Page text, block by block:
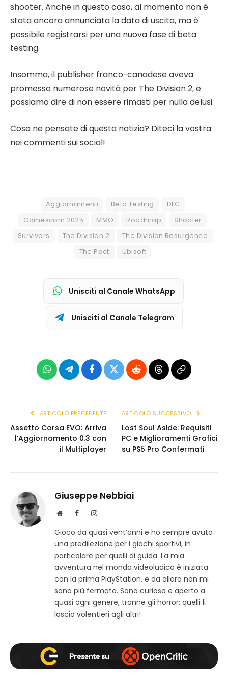
shooter. Anche in questo caso, al momento non è
stata ancora annunciata la data di uscita, ma è
possibile registrarsi per una nuova fase di beta
testing.
Insomma, il publisher franco-canadese aveva
promesso numerose novità per The Division 2, e
possiamo dire di non essere rimasti per nulla delusi.
Cosa ne pensate di questa notizia? Diteci la vostra
nei commenti sui social!
Aggiornamenti Beta Testing
DLC
Gamescom 2025
MMO Roadmap
Shooter
Survivors
The Division 2
The Division Resurgence
The Pact
Ubisoft
Unisciti al Canale WhatsApp
Unisciti al Canale Telegram
WhatsAppTelegramFacebook
X
RedditThreadsCopia
ARTICOLO PRECEDENTE
Assetto Corsa EVO: Arriva
l’Aggiornamento 0.3 con
il Multiplayer
ARTICOLO SUCCESSIVO
Lost Soul Aside: Requisiti
PC e Miglioramenti Grafici
su PS5 Pro Confermati
Giuseppe Nebbiai
S
t
o
w
F
c
e
b
k
I
s
t
a
m
Gioco da quasi vent’anni e ho sempre avuto
una predilezione per i giochi sportivi, in
particolare per quelli di guida. La mia
avventura nel mondo videoludico è iniziata
con la prima PlayStation, e da allora non mi
sono più fermato. Sono curioso e aperto a
quasi ogni genere, tranne gli horror: quelli li
lascio volentieri agli altri!